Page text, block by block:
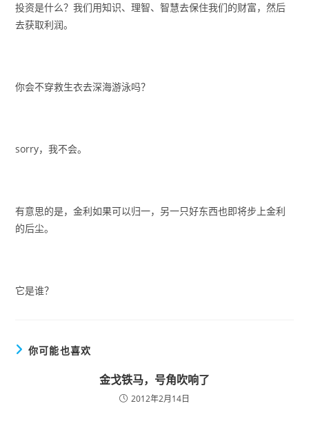
投资是什么？我们用知识、理智、智慧去保住我们的财富，然后
去获取利润。
你会不穿救生衣去深海游泳吗？
sorry，我不会。
有意思的是，金利如果可以归一，另一只好东西也即将步上金利
的后尘。
它是谁？
你可能也喜欢
金戈铁马，号角吹响了
2012年2月14日